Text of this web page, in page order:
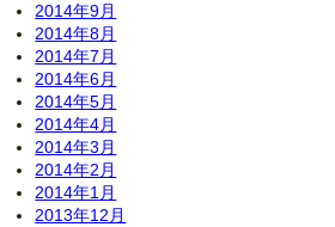
2014年9月
2014年8月
2014年7月
2014年6月
2014年5月
2014年4月
2014年3月
2014年2月
2014年1月
2013年12月